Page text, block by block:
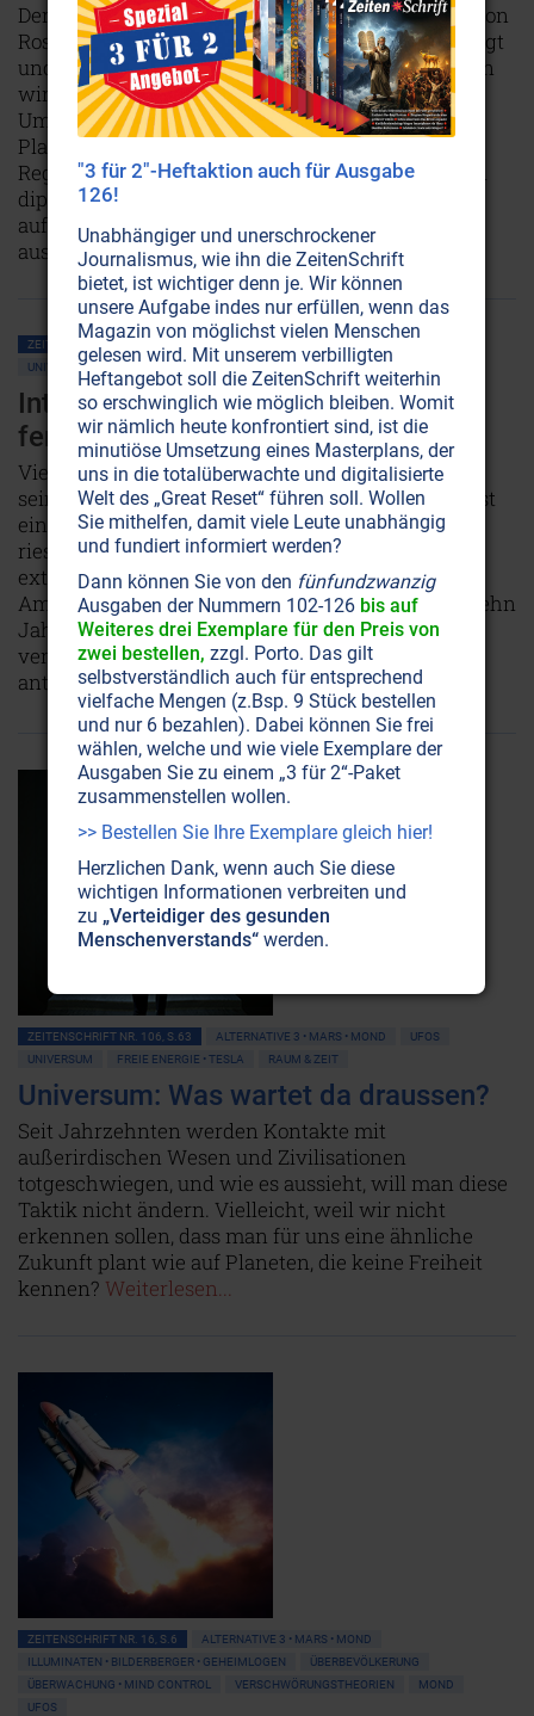
Der Absturz eines Ufos im Jahr 1947 in der Nähe von
Roswell, New Mexico/USA, ist mittlerweile bestätigt
und legendär. Was bis heute offiziell verschwiegen
wird, sind andere Ufo- Niedergänge in der
Umgebung mit Überlebenden von einem fernen
Planeten – und wie die US-Geheimdienste und
Regierung in den Fünfziger- und Sechzigerjahren
diplomatische Beziehungen mit jener Zivilisation
aufnahmen, um Menschen und Know-how
auszutauschen.Weiterlesen...
ZEITENSCHRIFT NR. 106, S.53 ALTERNATIVE 3 • MARS • MOND
UNIVERSUM
Interstellare Reise: Expedition in ein
fernes System
Vier Jahre bevor Neil Armstrong am 20. Juli 1969
seinen Fuß auf den Mond setzte und sagte: „Dies ist
ein kleiner Schritt für einen Menschen, aber ein
riesiger Sprung für die Menschheit“, reisten unter
extremer Geheimhaltung zwölf hochqualifizierte
Amerikaner 40 Lichtjahre weit, um mindestens zehn
Jahre auf einem uns unbekannten Planeten zu
verbringen. Lesen Sie hier, welche Welt sie dort
antrafen.
NICHT ONLINE VERFÜGBAR AUSGABE BESTELLEN
ZEITENSCHRIFT NR. 106, S.63 ALTERNATIVE 3 • MARS • MOND
UFOS
UNIVERSUM
FREIE ENERGIE • TESLA RAUM & ZEIT
Universum: Was wartet da draussen?
Seit Jahrzehnten werden Kontakte mit
außerirdischen Wesen und Zivilisationen
totgeschwiegen, und wie es aussieht, will man diese
Taktik nicht ändern. Vielleicht, weil wir nicht
erkennen sollen, dass man für uns eine ähnliche
Zukunft plant wie auf Planeten, die keine Freiheit
kennen? Weiterlesen...
ZEITENSCHRIFT NR. 16, S.6
ALTERNATIVE 3 • MARS • MOND
ILLUMINATEN • BILDERBERGER • GEHEIMLOGEN
ÜBERBEVÖLKERUNG
ÜBERWACHUNG • MIND CONTROL
VERSCHWÖRUNGSTHEORIEN
MOND
UFOS
"3 für 2"-Heftaktion auch für Ausgabe
126!
Unabhängiger und unerschrockener
Journalismus, wie ihn die ZeitenSchrift
bietet, ist wichtiger denn je. Wir können
unsere Aufgabe indes nur erfüllen, wenn das
Magazin von möglichst vielen Menschen
gelesen wird. Mit unserem verbilligten
Heftangebot soll die ZeitenSchrift weiterhin
so erschwinglich wie möglich bleiben. Womit
wir nämlich heute konfrontiert sind, ist die
minutiöse Umsetzung eines Masterplans, der
uns in die totalüberwachte und digitalisierte
Welt des „Great Reset“ führen soll. Wollen
Sie mithelfen, damit viele Leute unabhängig
und fundiert informiert werden?
Dann können Sie von den fünfundzwanzig
Ausgaben der Nummern 102-126 bis auf
Weiteres drei Exemplare für den Preis von
zwei bestellen, zzgl. Porto. Das gilt
selbstverständlich auch für entsprechend
vielfache Mengen (z.Bsp. 9 Stück bestellen
und nur 6 bezahlen). Dabei können Sie frei
wählen, welche und wie viele Exemplare der
Ausgaben Sie zu einem „3 für 2“-Paket
zusammenstellen wollen.
>> Bestellen Sie Ihre Exemplare gleich hier!
Herzlichen Dank, wenn auch Sie diese
wichtigen Informationen verbreiten und
zu „Verteidiger des gesunden
Menschenverstands“ werden.